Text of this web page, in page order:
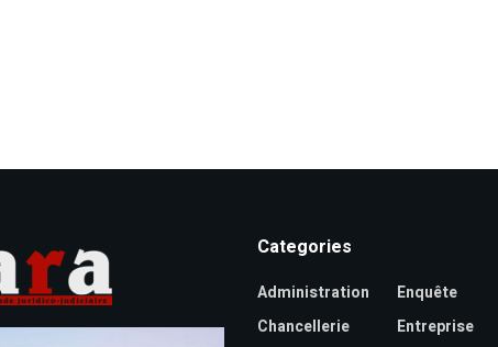
Categories
Administration
Chancellerie
Enquête
Entreprise